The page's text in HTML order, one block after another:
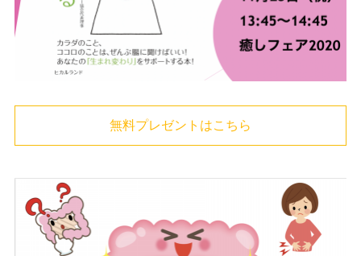
無料プレゼントはこちら